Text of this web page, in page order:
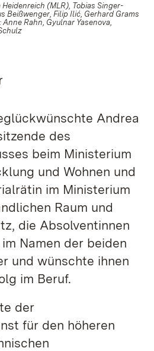
(MLR), Tobias Singer-
Beißwenger, Filip Ilić, Gerhard Grams
Rahn, Gyulnar Yasenova,
Andrea
des
beim Ministerium
und Wohnen und
im Ministerium
Raum und
die Absolventinnen
Namen der beiden
und wünschte ihnen
im Beruf.
der
für den höheren